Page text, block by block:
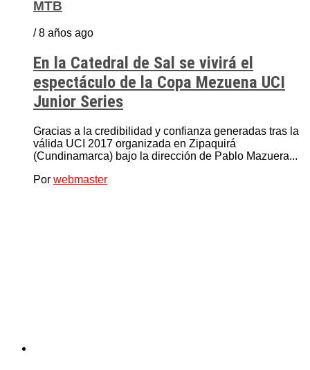
MTB
/ 8 años ago
En la Catedral de Sal se vivirá el
espectáculo de la Copa Mezuena UCI
Junior Series
Gracias a la credibilidad y confianza generadas tras la
válida UCI 2017 organizada en Zipaquirá
(Cundinamarca) bajo la dirección de Pablo Mazuera...
Por webmaster